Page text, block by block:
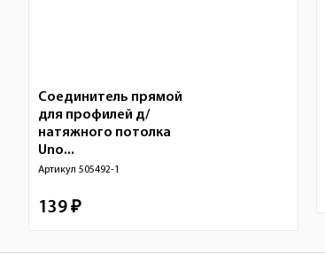
Соединитель прямой
для профилей д/
натяжного потолка
Uno...
Артикул 505492-1
139 ₽